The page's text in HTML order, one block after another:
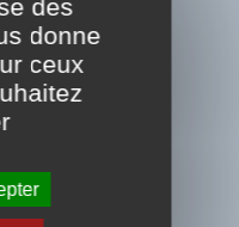
camembert
des
donne
ceux